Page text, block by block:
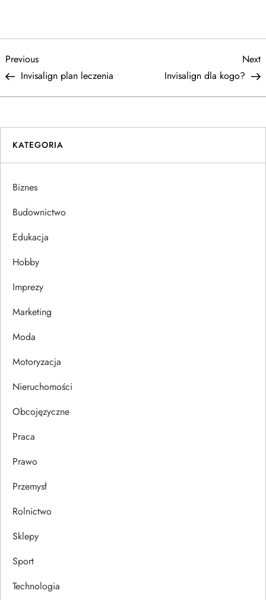
N
a
w
g
a
c
a
w
p
u
Previous
Post
Previous
Invisalign plan leczenia
Next
Invisalign dla kogo?
KATEGORIA
Biznes
Budownictwo
Edukacja
Hobby
Imprezy
Marketing
Moda
Motoryzacja
Nieruchomości
Obcojęzyczne
Praca
Prawo
Przemysł
Rolnictwo
Sklepy
Sport
Technologia